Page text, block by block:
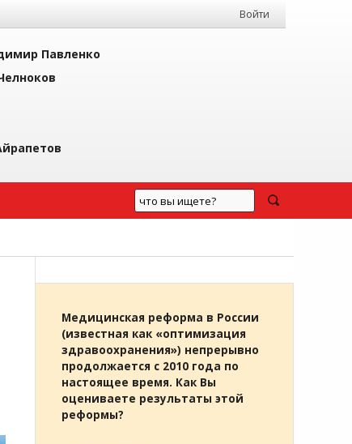
Войти
Павленко
Медицинская реформа в России
(известная как «оптимизация
здравоохранения») непрерывно
продолжается с 2010 года по
настоящее время. Как Вы
оцениваете результаты этой
реформы?